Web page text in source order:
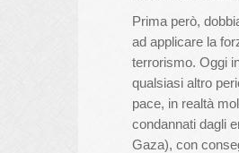
Prima però,
ad applicare la
terrorismo. Oggi
qualsiasi altro
pace, in realtà
condannati dagli
Gaza), con